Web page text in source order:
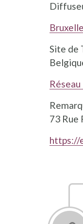
Site de
73 Rue
https://